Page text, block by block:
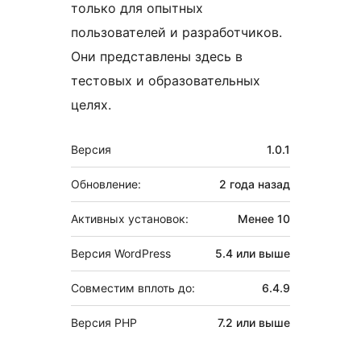
только для опытных
пользователей и разработчиков.
Они представлены здесь в
тестовых и образовательных
целях.
Мета
Версия 1.0.1
Обновление: 2 года назад
Активных установок: Менее 10
Версия WordPress 5.4 или выше
Совместим вплоть до: 6.4.9
Версия PHP 7.2 или выше